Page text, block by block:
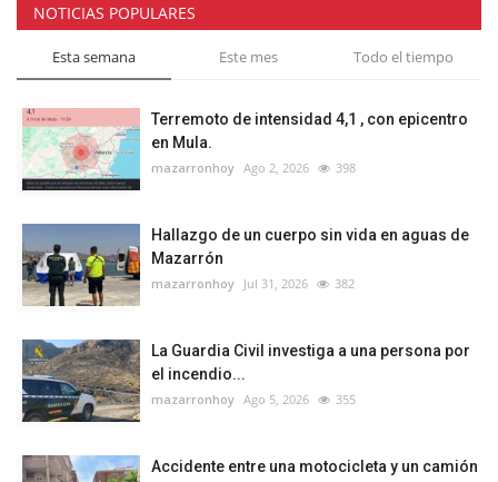
NOTICIAS POPULARES
Esta semana Este mes Todo el tiempo
Terremoto de intensidad 4,1 , con epicentro
en Mula.
mazarronhoy Ago 2, 2026 398
Hallazgo de un cuerpo sin vida en aguas de
Mazarrón
mazarronhoy Jul 31, 2026 382
La Guardia Civil investiga a una persona por
el incendio...
mazarronhoy Ago 5, 2026 355
Accidente entre una motocicleta y un camión